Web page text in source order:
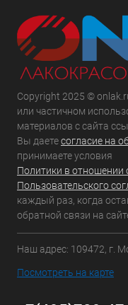
Copyright 2025 ©
или частичном
материалов с сайта
Вы даетесогласие на
принимаете условия
Политики в отношении
Пользовательского
каждый раз, когда
обратной связи на
Наш адрес: 109472, г.
Посмотреть на карте